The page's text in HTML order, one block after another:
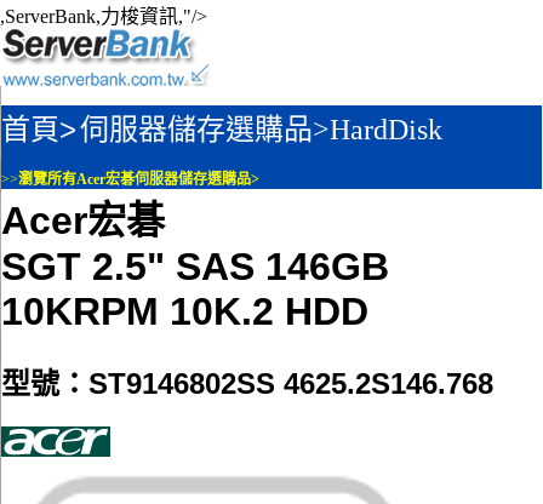
,ServerBank,力梭資訊,"/>
首頁>伺服器儲存選購品>HardDisk
>>瀏覽所有Acer宏碁伺服器儲存選購品>
Acer宏碁
SGT 2.5" SAS 146GB
10KRPM 10K.2 HDD
型號：ST9146802SS 4625.2S146.768